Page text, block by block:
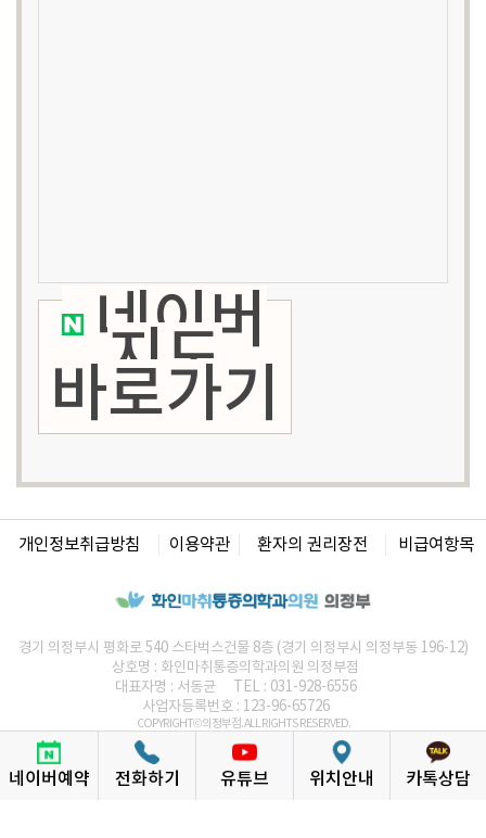
네이버
지도
바로가기
개인정보취급방침 이용약관 환자의 권리장전 비급여항목
경기 의정부시 평화로 540 스타벅스건물 8층 (경기 의정부시 의정부동 196-12)
상호명 : 화인마취통증의학과의원 의정부점
대표자명 : 서동균
TEL : 031-928-6556
사업자등록번호 : 123-96-65726
COPYRIGHT© 의정부점. ALL RIGHTS RESERVED.
통증의학과는 화인 통증의학과의원
네이버예약 전화하기 유튜브 위치안내 카톡상담